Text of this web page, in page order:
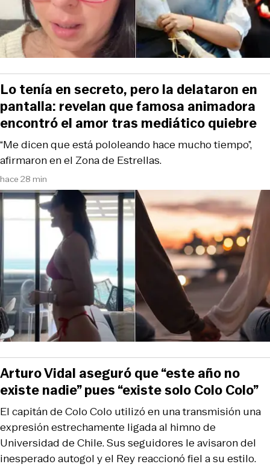
hace 28 min
“Me dicen que está pololeando hace mucho tiempo”,
afirmaron en el Zona de Estrellas.
Lo tenía en secreto, pero la delataron en
pantalla: revelan que famosa animadora
encontró el amor tras mediático quiebre
El capitán de Colo Colo utilizó en una transmisión una
expresión estrechamente ligada al himno de
Universidad de Chile. Sus seguidores le avisaron del
inesperado autogol y el Rey reaccionó fiel a su estilo.
Arturo Vidal aseguró que “este año no
existe nadie” pues “existe solo Colo Colo”